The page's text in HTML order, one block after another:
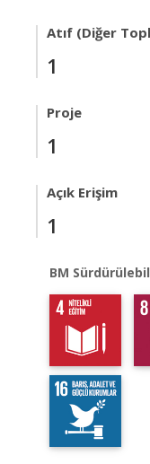
Atıf (Diğer
1
Proje
1
Açık Erişim
1
BM